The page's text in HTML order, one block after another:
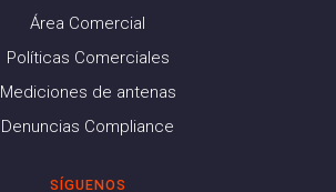
Área Comercial
Políticas Comerciales
Mediciones de antenas
Denuncias Compliance
SÍGUENOS